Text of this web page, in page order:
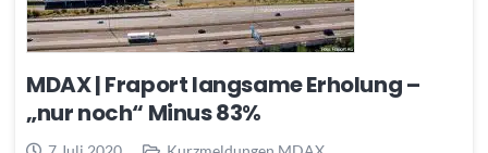
MDAX | Fraport langsame Erholung –
„nur noch“ Minus 83%